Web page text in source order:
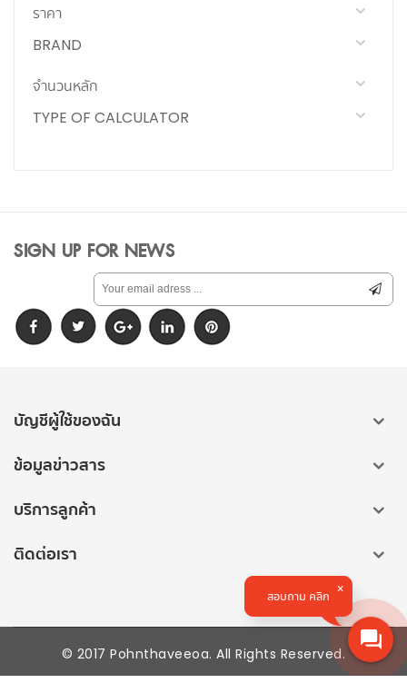
ราคา
BRAND
จำนวนหลัก
TYPE OF CALCULATOR
SIGN UP FOR NEWS
บัญชีผู้ใช้ของฉัน
ข้อมูลข่าวสาร
บริการลูกค้า
ติดต่อเรา
© 2017 Pohnthaveeoa. All Rights Reserved.
สอบถาม คลิก